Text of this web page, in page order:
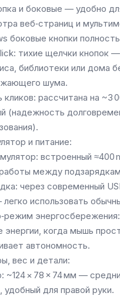
и боковые — удобно
веб‑страниц и
боковые кнопки
тихие щелчки кнопок
библиотеки или дома
шума.
кликов: рассчитана на ~3
(надежность
и питание:
встроенный ≈400
между
через современный
использовать
энергосбережения:
энергии, когда мышь
автономность.
вес и детали:
~124 × 78 × 74 мм —
удобный для правой руки.